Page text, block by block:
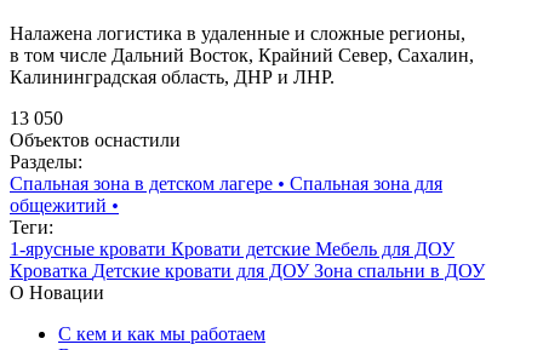
Налажена логистика в удаленные и сложные регионы,
в том числе Дальний Восток, Крайний Север, Сахалин,
Калининградская область, ДНР и ЛНР.
13 050
Объектов оснастили
Разделы:
Спальная зона в детском лагере • Спальная зона для
общежитий •
Теги:
1-ярусные кровати Кровати детские Мебель для ДОУ
Кроватка Детские кровати для ДОУ Зона спальни в ДОУ
О Новации
С кем и как мы работаем